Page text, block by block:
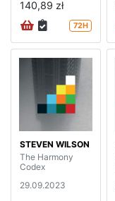
140,89 zł
72H
STEVEN WILSON
The Harmony
Codex
29.09.2023